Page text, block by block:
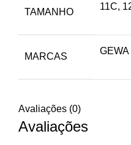
TAMANHO
11C,
MARCAS
GEWA
Avaliações (0)
Avaliações